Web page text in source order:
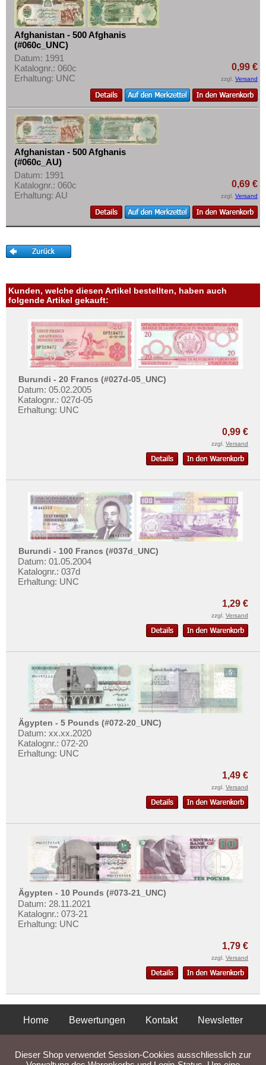
Korea (alt)
Kuwait
Laos
Libanon
Macao
Malaya & Britisch Borneo
Malaysia
Malediven
Mongolei
Myanmar
Nagorny Karabach
Nordkorea
Pakistan
Philippinen
Portugiesisch Indien
Saudi Arabien
Singapur
Sri Lanka
Straits Settlements
Süd-Ossetien
Thailand
Timor
Turkmenistan
Usbekistan
Vereinigte Arabische Emirate
Mehr über...
Zahlungsbedingungen
Privatsphäre und Datenschutz
Widerrufsbelehrung
Liefer- und Versandkosten
Impressum
Afghanistan - 500 Afghanis
(#060c_UNC)
Datum: 1991
Katalognr.: 060c
Erhaltung: UNC
0,99 €
zzgl. Versand
Afghanistan - 500 Afghanis
(#060c_AU)
Datum: 1991
Katalognr.: 060c
Erhaltung: AU
0,69 €
zzgl. Versand
Kunden, welche diesen Artikel bestellten, haben auch
folgende Artikel gekauft:
Burundi - 20 Francs (#027d-05_UNC)
Datum: 05.02.2005
Katalognr.: 027d-05
Erhaltung: UNC
0,99 €
zzgl. Versand
Burundi - 100 Francs (#037d_UNC)
Datum: 01.05.2004
Katalognr.: 037d
Erhaltung: UNC
1,29 €
zzgl. Versand
Ägypten - 5 Pounds (#072-20_UNC)
Datum: xx.xx.2020
Katalognr.: 072-20
Erhaltung: UNC
1,49 €
zzgl. Versand
Ägypten - 10 Pounds (#073-21_UNC)
Datum: 28.11.2021
Katalognr.: 073-21
Erhaltung: UNC
1,79 €
zzgl. Versand
Home Bewertungen Kontakt
Newsletter
Liefer- und Versandkosten
Dieser Shop verwendet Session-Cookies ausschliesslich zur